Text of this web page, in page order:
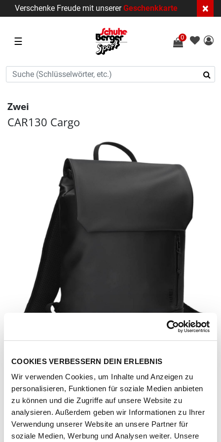
COOKIES VERBESSERN DEIN ERLEBNIS
Wir verwenden Cookies, um Inhalte und Anzeigen zu
personalisieren, Funktionen für soziale Medien anbieten
zu können und die Zugriffe auf unsere Website zu
analysieren. Außerdem geben wir Informationen zu Ihrer
Verwendung unserer Website an unsere Partner für
soziale Medien, Werbung und Analysen weiter. Unsere
Verschenke Freude mit unsererGeschenkkarte ×
☰ 0
Zwei
CAR130 Cargo
Artikel-Nr.205588-1011-1001